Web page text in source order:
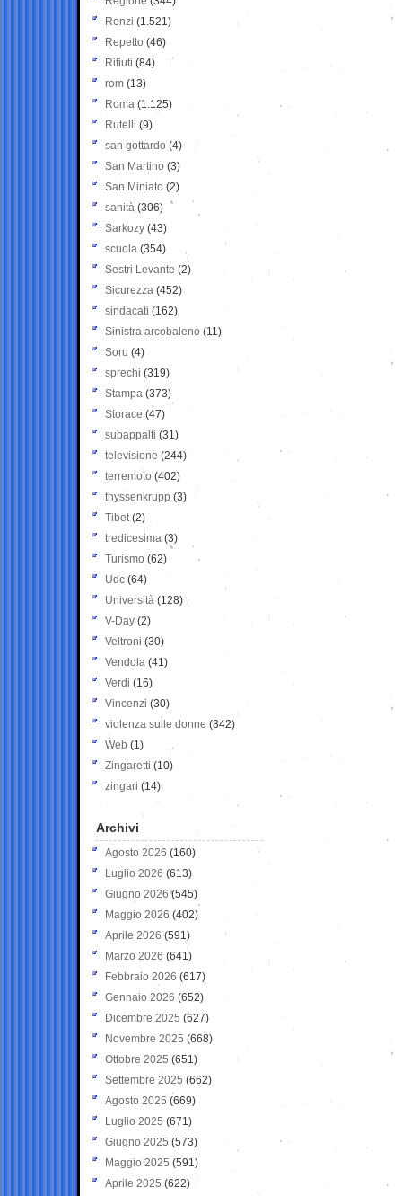
Renzi (1.521)
Repetto (46)
Rifiuti (84)
rom (13)
Roma (1.125)
Rutelli (9)
san gottardo (4)
San Martino (3)
San Miniato (2)
sanità (306)
Sarkozy (43)
scuola (354)
Sestri Levante (2)
Sicurezza (452)
sindacati (162)
Sinistra arcobaleno (11)
Soru (4)
sprechi (319)
Stampa (373)
Storace (47)
subappalti (31)
televisione(244)
terremoto (402)
thyssenkrupp (3)
Tibet(2)
tredicesima (3)
Turismo (62)
Udc (64)
Università (128)
V-Day (2)
Veltroni (30)
Vendola (41)
Verdi (16)
Vincenzi (30)
violenza sulle donne (342)
Web (1)
Zingaretti (10)
zingari (14)
Archivi
Agosto 2026 (160)
Luglio 2026 (613)
Giugno 2026 (545)
Maggio 2026 (402)
Aprile 2026 (591)
Marzo 2026 (641)
Febbraio 2026 (617)
Gennaio 2026 (652)
Dicembre 2025 (627)
Novembre 2025 (668)
Ottobre 2025 (651)
Settembre 2025 (662)
Agosto 2025 (669)
Luglio 2025 (671)
Giugno 2025 (573)
Maggio 2025 (591)
Aprile 2025 (622)